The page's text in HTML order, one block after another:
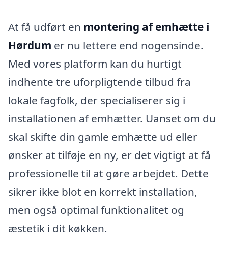
At få udført en montering af emhætte i
Hørdum er nu lettere end nogensinde.
Med vores platform kan du hurtigt
indhente tre uforpligtende tilbud fra
lokale fagfolk, der specialiserer sig i
installationen af emhætter. Uanset om du
skal skifte din gamle emhætte ud eller
ønsker at tilføje en ny, er det vigtigt at få
professionelle til at gøre arbejdet. Dette
sikrer ikke blot en korrekt installation,
men også optimal funktionalitet og
æstetik i dit køkken.